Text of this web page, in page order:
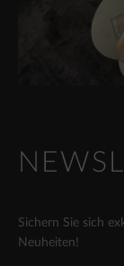
Sichern Sie sich
Neuheiten!